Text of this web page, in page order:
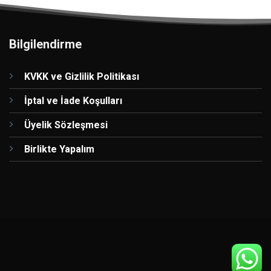
Bilgilendirme
KVKK ve Gizlilik Politikası
İptal ve İade Koşulları
Üyelik Sözleşmesi
Birlikte Yapalım